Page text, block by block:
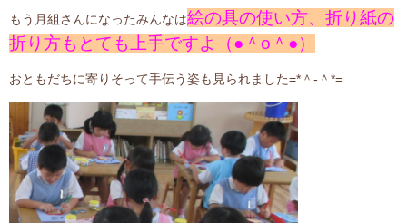
もう月組さんになったみんなは絵の具の使い方、折り紙の
折り方もとても上手ですよ（●＾o＾●）
おともだちに寄りそって手伝う姿も見られました=*＾-＾*=